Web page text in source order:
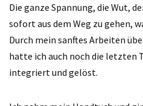
Die ganze Spannung, die Wut,
sofort aus dem Weg zu gehen,
Durch mein sanftes Arbeiten
hatte ich auch noch die letzten
integriert und gelöst.